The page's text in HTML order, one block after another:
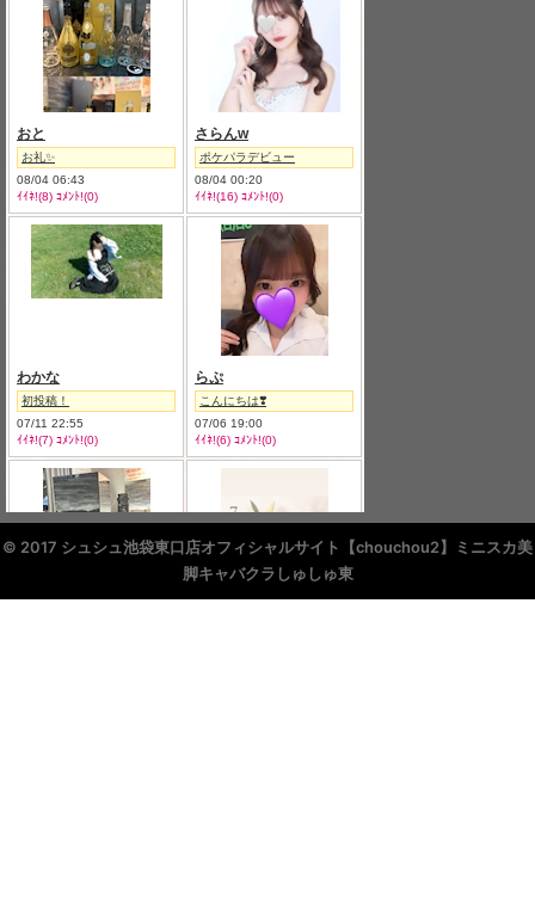
© 2017 シュシュ池袋東口店オフィシャルサイト【chouchou2】ミニスカ美
脚キャバクラしゅしゅ東